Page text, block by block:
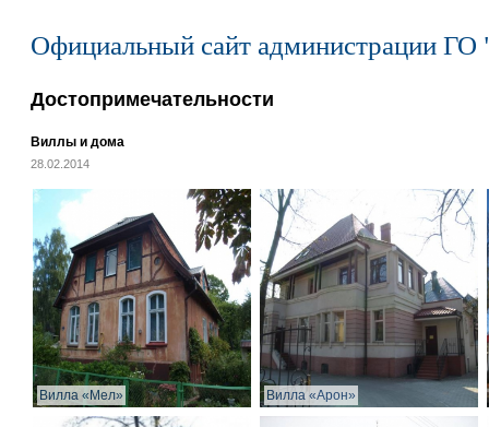
Официальный сайт администрации ГО
Достопримечательности
Виллы и дома
28.02.2014
Вилла «Мел» Вилла «Арон»